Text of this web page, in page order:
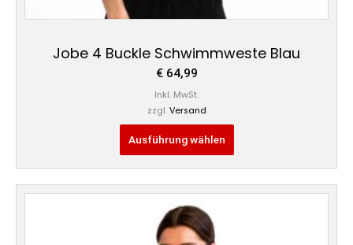
Jobe 4 Buckle Schwimmweste Blau
€64,99
Inkl. MwSt.
zzgl. Versand
Ausführung wählen
Dieses
Produkt
weist